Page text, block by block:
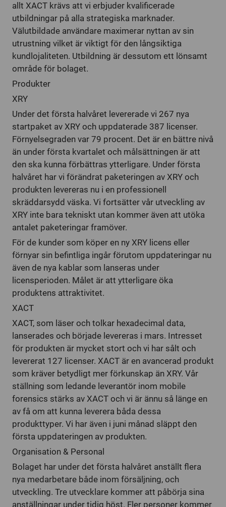
allt XACT krävs att vi erbjuder kvalificerade
utbildningar på alla strategiska marknader.
Välutbildade användare maximerar nyttan av sin
utrustning vilket är viktigt för den långsiktiga
kundlojaliteten. Utbildning är dessutom ett lönsamt
område för bolaget.
Produkter
XRY
Under det första halvåret levererade vi 267 nya
startpaket av XRY och uppdaterade 387 licenser.
Förnyelsegraden var 79 procent. Det är en bättre nivå
än under första kvartalet och målsättningen är att
den ska kunna förbättras ytterligare. Under första
halvåret har vi förändrat paketeringen av XRY och
produkten levereras nu i en professionell
skräddarsydd väska. Vi fortsätter vår utveckling av
XRY inte bara tekniskt utan kommer även att utöka
antalet paketeringar framöver.
För de kunder som köper en ny XRY licens eller
förnyar sin befintliga ingår förutom uppdateringar nu
även de nya kablar som lanseras under
licensperioden. Målet är att ytterligare öka
produktens attraktivitet.
XACT
XACT, som läser och tolkar hexadecimal data,
lanserades och började levereras i mars. Intresset
för produkten är mycket stort och vi har sålt och
levererat 127 licenser. XACT är en avancerad produkt
som kräver betydligt mer förkunskap än XRY. Vår
ställning som ledande leverantör inom mobile
forensics stärks av XACT och vi är ännu så länge en
av få om att kunna leverera båda dessa
produkttyper. Vi har även i juni månad släppt den
första uppdateringen av produkten.
Organisation & Personal
Bolaget har under det första halvåret anställt flera
nya medarbetare både inom försäljning, och
utveckling. Tre utvecklare kommer att påbörja sina
anställningar under tidig höst. Fler personer kommer